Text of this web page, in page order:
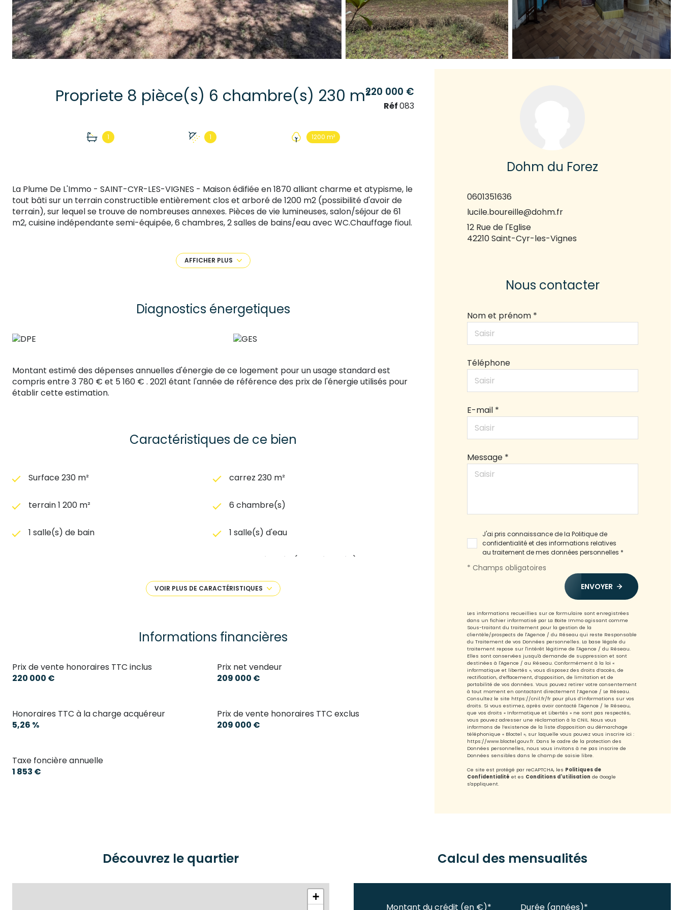
Propriete 8 pièce(s) 6 chambre(s) 230 m²
1 1 1200 m²
220 000 €
Réf083
La Plume De L'Immo - SAINT-CYR-LES-VIGNES - Maison édifiée en 1870 alliant charme et atypisme, le
tout bâti sur un terrain constructible entièrement clos et arboré de 1200 m2 (possibilité d'avoir de
terrain), sur lequel se trouve de nombreuses annexes. Pièces de vie lumineuses, salon/séjour de 61
m2, cuisine indépendante semi-équipée, 6 chambres, 2 salles de bains/eau avec WC.Chauffage fioul.
moyens des énergies indexés sur l'année 2021. (Abonnement compris). Prix de vente : 220 000€,
Honoraires inclus, prix de vente hors honoraires : 209 000 €. Honoraires charge Acquéreur : 11 000€
AFFICHER PLUS
Diagnostics énergetiques
Montant estimé des dépenses annuelles d'énergie de ce logement pour un usage standard est
compris entre 3 780 € et 5 160 € . 2021 étant l'année de référence des prix de l'énergie utilisés pour
établir cette estimation.
Caractéristiques de ce bien
Surface 230 m² carrez 230 m²
terrain 1 200 m² 6 chambre(s)
1 salle(s) de bain 1 salle(s) d'eau
cuisine séparée (semi-équipée)
Chauffage individuel : chaudière (fioul) 2 garage(s)
vue Verdure
cave terrasse
VOIR PLUS DE CARACTÉRISTIQUES
Informations financières
Prix de vente honoraires TTC inclus
220 000 €
Prix net vendeur
209 000 €
Prix de vente honoraires TTC exclus
209 000 €
Honoraires TTC à la charge acquéreur
5,26 %
Taxe foncière annuelle
1 853 €
Dohm du Forez
0601351636
lucile.boureille@dohm.fr
12 Rue de l'Eglise
42210 Saint-Cyr-les-Vignes
Nous contacter
Nom et prénom *
Téléphone
E-mail *
Message *
J'ai pris connaissance de la Politique de
confidentialité et des informations relatives
au traitement de mes données personnelles *
* Champs obligatoires
ENVOYER
Les informations recueillies sur ce formulaire sont enregistrées
dans un fichier informatisé par La Boite Immo agissant comme
Sous-traitant du traitement pour la gestion de la
clientèle/prospects de l'Agence / du Réseau qui reste Responsable
du Traitement de vos Données personnelles. La base légale du
traitement repose sur l'intérêt légitime de l'Agence / du Réseau.
Elles sont conservées jusqu'à demande de suppression et sont
destinées à l'Agence / au Réseau. Conformément à la loi «
informatique et libertés », vous disposez des droits d’accès, de
rectification, d’effacement, d’opposition, de limitation et de
portabilité de vos données. Vous pouvez retirer votre consentement
à tout moment en contactant directement l’Agence / Le Réseau.
Consultez le site https://cnil.fr/frpour plus d’informations sur vos
droits. Si vous estimez, après avoir contacté l'Agence / le Réseau,
que vos droits « Informatique et Libertés » ne sont pas respectés,
vous pouvez adresser une réclamation à la CNIL. Nous vous
informons de l’existence de la liste d'opposition au démarchage
téléphonique « Bloctel », sur laquelle vous pouvez vous inscrire ici :
https://www.bloctel.gouv.fr. Dans le cadre de la protection des
Données personnelles, nous vous invitons à ne pas inscrire de
Données sensibles dans le champ de saisie libre.
Ce site est protégé par reCAPTCHA, les Politiques de
Confidentialité et es Conditions d'utilisation de Google
s'appliquent.
Découvrez le quartier
+
Calcul des mensualités
Montant du crédit (en €)* Durée (années)*